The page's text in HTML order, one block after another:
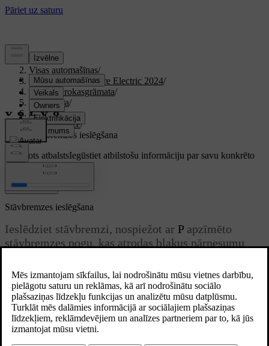
Atbalsts
Visas automašīnas/
XC40 Recharge Pure Electric 2024/
Lietotāja rokasgrāmata/
Braukšana/
Bremzes/
Stāvbremze/
Stāvbremzes ieslēgšana
Pielāgots atbalstsIegūstiet atbilstošu informāciju par savu konkrēto
automašīnu.
Pierakstīties
Atjaunināts 01.08.2025
Stāvbremzes ieslēgšana
Ieslēdziet stāvbremzi, nospiežot ar Papzīmēto
stāvbremzes pogu, kas atrodas blakus pārnesumu